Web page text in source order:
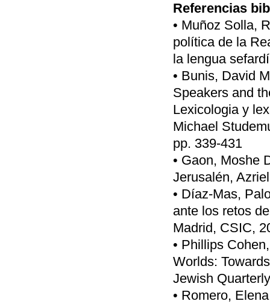
Referencias
• Muñoz Solla,
política de la
la lengua
• Bunis, David
Speakers and
Lexicologia y
Michael
pp. 339-431
• Gaon, Moshe
Jerusalén,
• Díaz-Mas,
ante los retos
Madrid, CSIC,
• Phillips
Worlds:
Jewish
• Romero,